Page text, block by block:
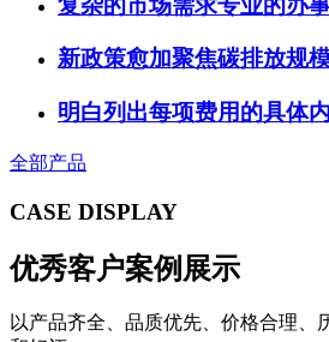
复杂的市场需求专业的办
新政策愈加聚焦碳排放规
明白列出每项费用的具体
全部产品
CASE DISPLAY
优秀客户案例展示
以产品齐全、品质优先、价格合理、